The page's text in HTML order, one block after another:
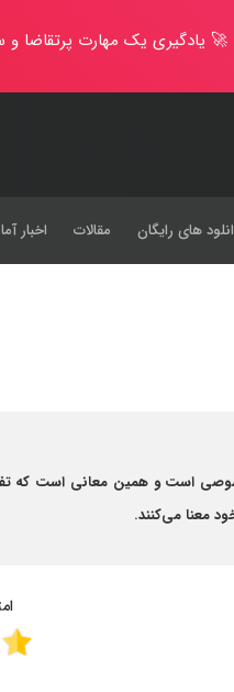
🚀 یادگیری یک مهارت پرتقاضا و
های رایگان مقالات اخبار
است و همین معانی است که
معنا می‌کنند.